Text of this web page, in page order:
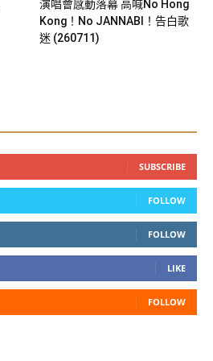
演唱會感動落幕 高喊No Hong
Kong！No JANNABI！告白歌
迷 (260711)
SUBSCRIBE
FOLLOW
FOLLOW
LIKE
FOLLOW